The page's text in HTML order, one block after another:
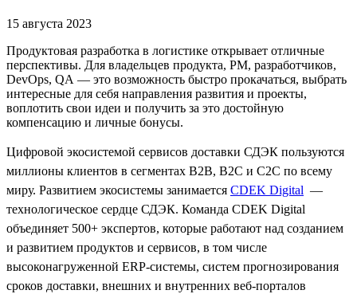
15 августа 2023
Продуктовая разработка в логистике открывает отличные
перспективы. Для владельцев продукта, PM, разработчиков,
DevOps, QA — это возможность быстро прокачаться, выбрать
интересные для себя направления развития и проекты,
воплотить свои идеи и получить за это достойную
компенсацию и личные бонусы.
Цифровой экосистемой сервисов доставки СДЭК пользуются
миллионы клиентов в сегментах B2B, B2C и C2C по всему
миру. Развитием экосистемы занимается CDEK Digital —
технологическое сердце СДЭК. Команда CDEK Digital
объединяет 500+ экспертов, которые работают над созданием
и развитием продуктов и сервисов, в том числе
высоконагруженной ERP-системы, систем прогнозирования
сроков доставки, внешних и внутренних веб-порталов